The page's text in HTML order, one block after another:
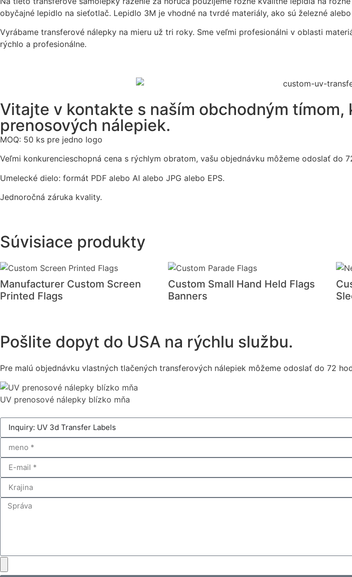
obyčajné lepidlo na sieťotlač. Lepidlo 3M je vhodné na tvrdé materiály, ako sú železné
Vyrábame transferové nálepky na mieru už tri roky. Sme veľmi profesionálni v oblasti
rýchlo a profesionálne.
Vitajte v kontakte s naším obchodným
prenosových nálepiek.
MOQ: 50 ks pre jedno logo
Veľmi konkurencieschopná cena s rýchlym obratom, vašu objednávku môžeme odoslať do
Umelecké dielo: formát PDF alebo AI alebo JPG alebo EPS.
Jednoročná záruka kvality.
Súvisiace produkty
Manufacturer Custom Screen
Printed Flags
Custom Small Hand Held Flags
Banners
Pošlite dopyt do USA na rýchlu službu.
Pre malú objednávku vlastných tlačených transferových nálepiek môžeme odoslať do 72
UV prenosové nálepky blízko mňa